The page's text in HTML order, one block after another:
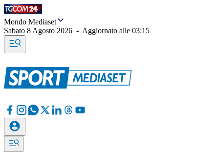
Mondo Mediaset
Sabato 8 Agosto 2026 - Aggiornato alle 03:15